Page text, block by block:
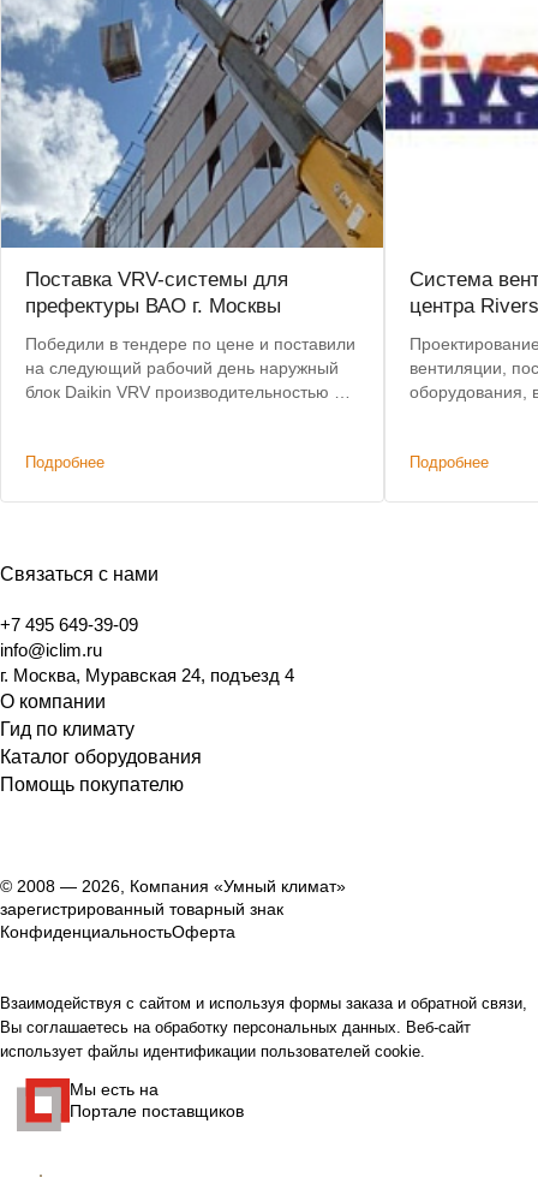
Поставка VRV-системы для
префектуры ВАО г. Москвы
Победили в тендере по цене и поставили
на следующий рабочий день наружный
блок Daikin VRV производительностью 52
Подробнее
Система
центра
вентиляции,
оборудования,
Подробнее
Связаться с нами
+7 495 649-39-09
info@iclim.ru
г. Москва, Муравская 24, подъезд 4
О компании
Гид по климату
Каталог оборудования
Помощь покупателю
© 2008 — 2026, Компания «Умный климат»
зарегистрированный товарный знак
КонфиденциальностьОферта
Взаимодействуя с сайтом и используя формы заказа и обратной связи,
Вы соглашаетесь на обработку персональных данных. Веб-сайт
использует файлы идентификации пользователей cookie.
Мы есть на
Портале поставщиков